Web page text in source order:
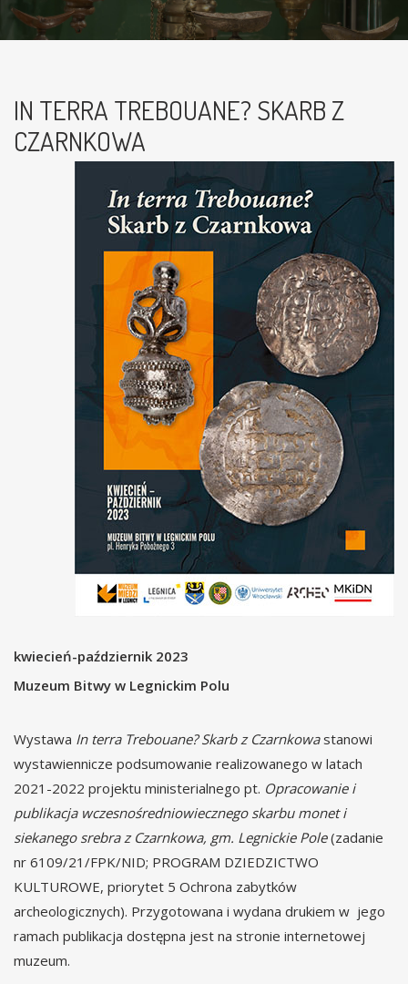
IN TERRA TREBOUANE? SKARB Z
CZARNKOWA
kwiecień-październik 2023
Muzeum Bitwy w Legnickim Polu
Wystawa In terra Trebouane? Skarb z Czarnkowastanowi
wystawiennicze podsumowanie realizowanego w latach
2021-2022 projektu ministerialnego pt. Opracowanie i
publikacja wczesnośredniowiecznego skarbu monet i
siekanego srebra z Czarnkowa, gm. Legnickie Pole(zadanie
nr 6109/21/FPK/NID; PROGRAM DZIEDZICTWO
KULTUROWE, priorytet 5 Ochrona zabytków
archeologicznych). Przygotowana i wydana drukiem w jego
ramach publikacja dostępna jest na stronie internetowej
muzeum.